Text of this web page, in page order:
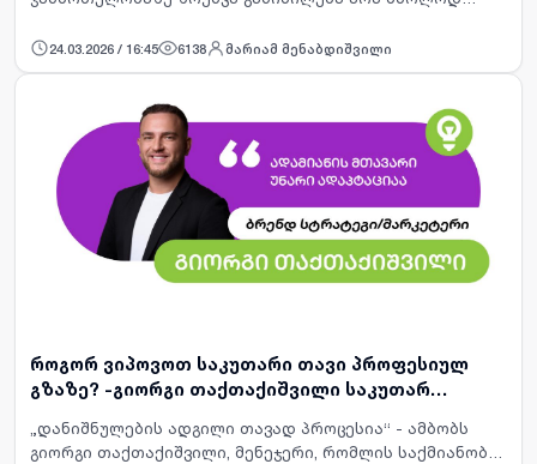
მმართველობის ნაწილად.&nbsp;აჩქარებული სამუშაო
ტემპის, ციფრულ სივ…
24.03.2026 / 16:45 6138 მარიამ მენაბდიშვილი
როგორ ვიპოვოთ საკუთარი თავი პროფესიულ
გზაზე? -გიორგი თაქთაქიშვილი საკუთარ
„დანიშნულების ადგილი თავად პროცესია“ - ამბობს
გიორგი თაქთაქიშვილი, მენეჯერი, რომლის საქმიანობის